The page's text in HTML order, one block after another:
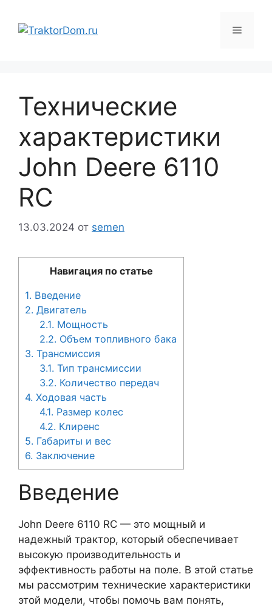
содержимому
Меню
Технические
характеристики
John Deere 6110
RC
13.03.2024 от semen
Навигация по статье
1. Введение
2. Двигатель
2.1. Мощность
2.2. Объем топливного бака
3. Трансмиссия
3.1. Тип трансмиссии
3.2. Количество передач
4. Ходовая часть
4.1. Размер колес
4.2. Клиренс
5. Габариты и вес
6. Заключение
Введение
John Deere 6110 RC — это мощный и
надежный трактор, который обеспечивает
высокую производительность и
эффективность работы на поле. В этой статье
мы рассмотрим технические характеристики
этой модели, чтобы помочь вам понять,